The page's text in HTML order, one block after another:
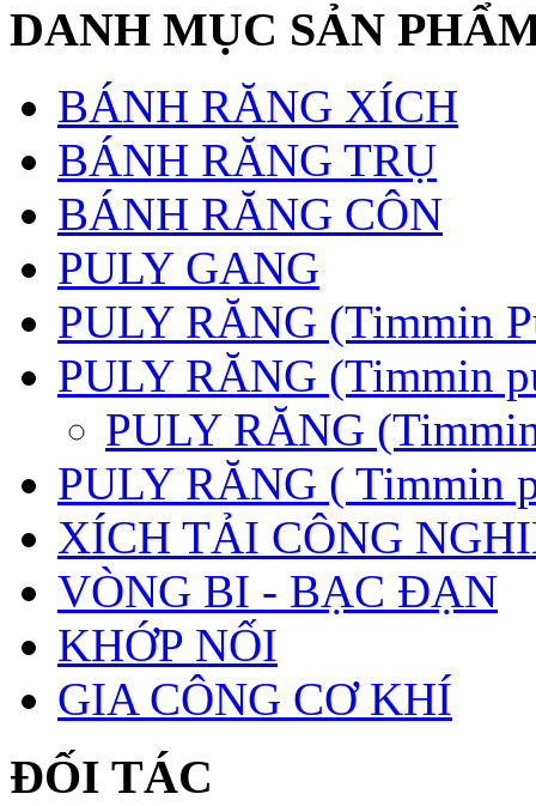
DANH MỤC SẢN
BÁNH RĂNG XÍCH
BÁNH RĂNG TRỤ
BÁNH RĂNG CÔN
PULY GANG
PULY RĂNG (Timmin
PULY RĂNG (Timmin
PULY RĂNG
PULY RĂNG ( Timmin
XÍCH TẢI CÔNG
VÒNG BI - BẠC ĐẠN
KHỚP NỐI
GIA CÔNG CƠ KHÍ
ĐỐI TÁC